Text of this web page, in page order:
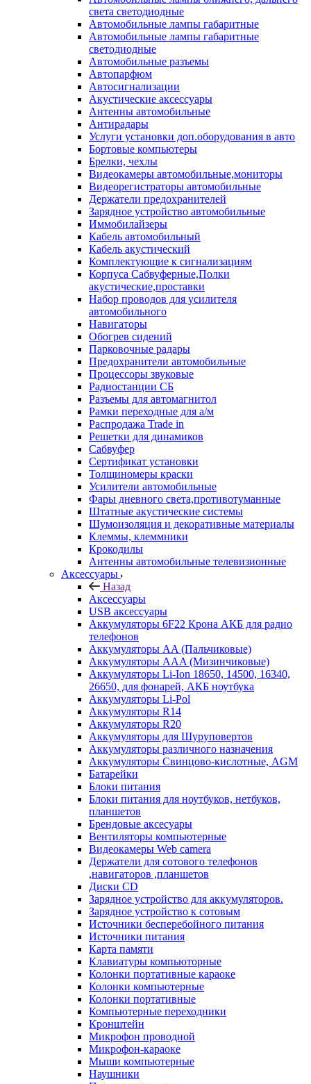
света светодиодные
Автомобильные лампы габаритные
Автомобильные лампы габаритные
светодиодные
Автомобильные разъемы
Автопарфюм
Автосигнализации
Акустические аксессуары
Антенны автомобильные
Антирадары
Услуги установки доп.оборудования в авто
Бортовые компьютеры
Брелки, чехлы
Видеокамеры автомобильные,мониторы
Видеорегистраторы автомобильные
Держатели предохранителей
Зарядное устройство автомобильные
Иммобилайзеры
Кабель автомобильный
Кабель акустический
Комплектующие к сигнализациям
Корпуса Сабвуферные,Полки
акустические,проставки
Набор проводов для усилителя
автомобильного
Навигаторы
Обогрев сидений
Парковочные радары
Предохранители автомобильные
Процессоры звуковые
Радиостанции СБ
Разъемы для автомагнитол
Рамки переходные для а/м
Распродажа Trade in
Решетки для динамиков
Сабвуфер
Сертификат установки
Толщиномеры краски
Усилители автомобильные
Фары дневного света,противотуманные
Штатные акустические системы
Шумоизоляция и декоративные материалы
Клеммы, клеммники
Крокодилы
Антенны автомобильные телевизионные
Аксессуары
Назад
Аксессуары
USB аксессуары
Аккумуляторы 6F22 Крона АКБ для радио
телефонов
Аккумуляторы AA (Пальчиковые)
Аккумуляторы AAA (Мизинчиковые)
Аккумуляторы Li-Ion 18650, 14500, 16340,
26650, для фонарей, АКБ ноутбука
Аккумуляторы Li-Pol
Аккумуляторы R14
Аккумуляторы R20
Аккумуляторы для Шуруповертов
Аккумуляторы различного назначения
Аккумуляторы Свинцово-кислотные, AGM
Батарейки
Блоки питания
Блоки питания для ноутбуков, нетбуков,
планшетов
Брендовые аксесуары
Вентиляторы компьютерные
Видеокамеры Web camera
Держатели для сотового телефонов
,навигаторов ,планшетов
Диски CD
Зарядное устройство для аккумуляторов.
Зарядное устройство к сотовым
Источники бесперебойного питания
Источники питания
Карта памяти
Клавиатуры компьюторные
Колонки портативные караоке
Колонки компьютерные
Колонки портативные
Компьютерные переходники
Кронштейн
Микрофон проводной
Микрофон-караоке
Мыши компьютерные
Наушники